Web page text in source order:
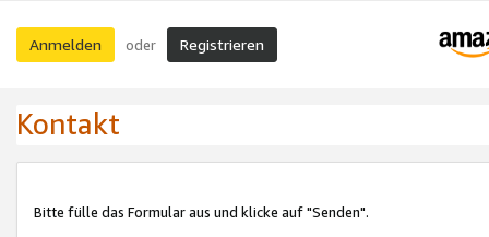
Anmelden oder Registrieren
Kontakt
Bitte fülle das Formular aus und klicke auf "Senden".